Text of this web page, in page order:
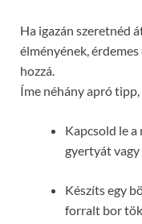
Ha igazán szeretnéd
élményének,
hozzá.
Íme néhány apró
Kapcsold le a
gyertyát
Készíts egy
forralt bor